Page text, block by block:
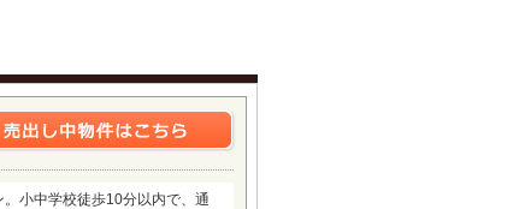
小中学校徒歩10分以内で、通